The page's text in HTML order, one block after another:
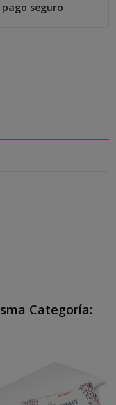
seguro
Categoría: